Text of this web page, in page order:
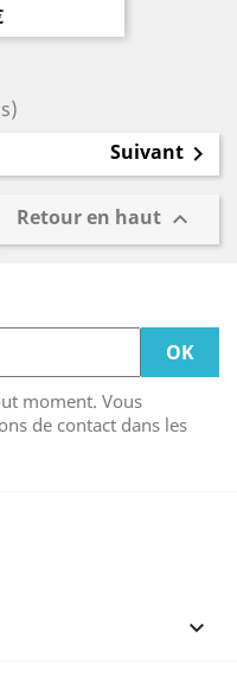
Suivant 
Retour en haut 
moment. Vous
de contact dans les
